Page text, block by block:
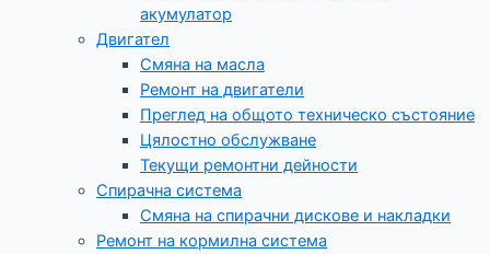
акумулатор
Двигател
Смяна на масла
Ремонт на двигатели
Преглед на общото техническо състояние
Цялостно обслужване​
Текущи ремонтни дейности
Спирачна система
Смяна на спирачни дискове и накладки
Ремонт на кормилна система